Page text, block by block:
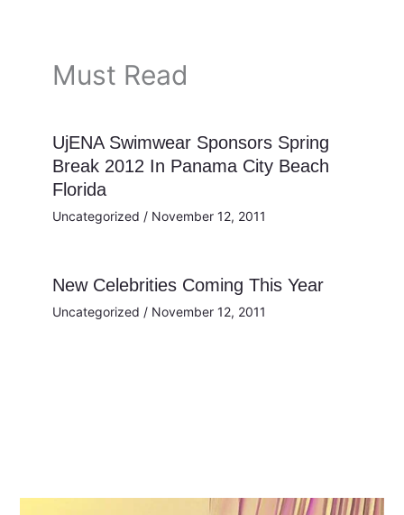
Must Read
UjENA Swimwear Sponsors Spring
Break 2012 In Panama City Beach
Florida
Uncategorized / November 12, 2011
New Celebrities Coming This Year
Uncategorized / November 12, 2011